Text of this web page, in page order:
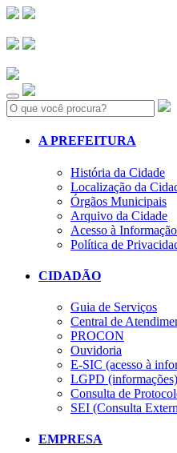
Search:
A PREFEITURA
História da Cidade
Localização da
Órgãos Municipais
Arquivo da Cidade
Acesso à Informação
Política de
CIDADÃO
Guia de Serviços
Central de
PROCON
Ouvidoria
E-SIC (acesso à
LGPD (informações)
Consulta de
SEI (Consulta
EMPRESA